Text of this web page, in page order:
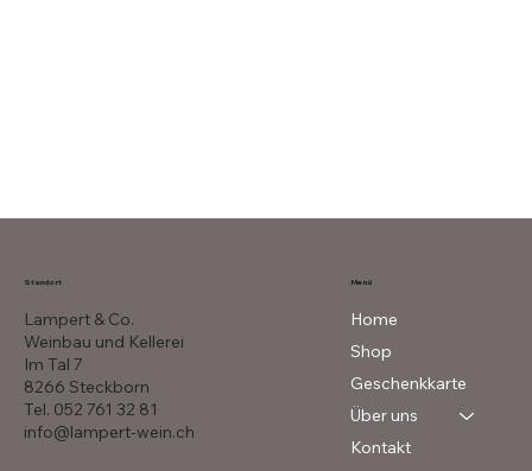
Standort
Lampert & Co.
Weinbau und Kellerei
Im Tal 7
8266 Steckborn
Tel. 052 761 32 81
info@lampert-wein.ch
Menü
Home
Shop
Geschenkkarte
Über uns
Kontakt